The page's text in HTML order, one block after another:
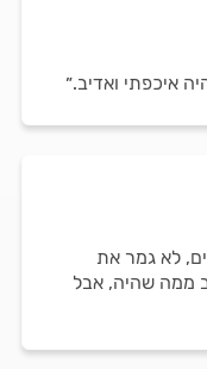
איכפתי ואדיב.״
לא גמר את
ממה שהיה, אבל